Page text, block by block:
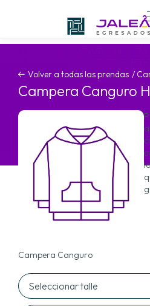
Volver a todas las prendas /
Campera Canguro
Campera Canguro